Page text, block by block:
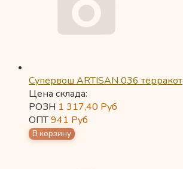
Супервош ARTISAN 036 терракот
Цена склада:
РОЗН 1 317,40 Руб
ОПТ941 Руб